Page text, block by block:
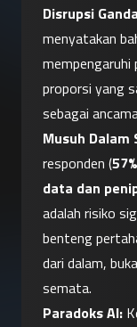
Disrupsi
menyatakan
proporsi yang
sebagai
Musuh Dalam
responden (57%
data dan
adalah risiko
benteng
dari dalam,
semata.
Paradoks AI: